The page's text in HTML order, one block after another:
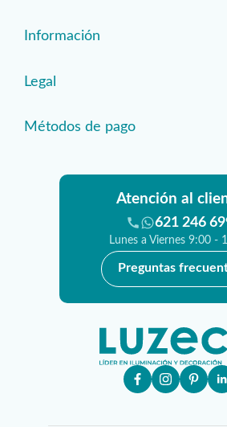
Información
Legal
Métodos de pago
Atención al
621 246
Lunes a Viernes 9:00 -
Preguntas